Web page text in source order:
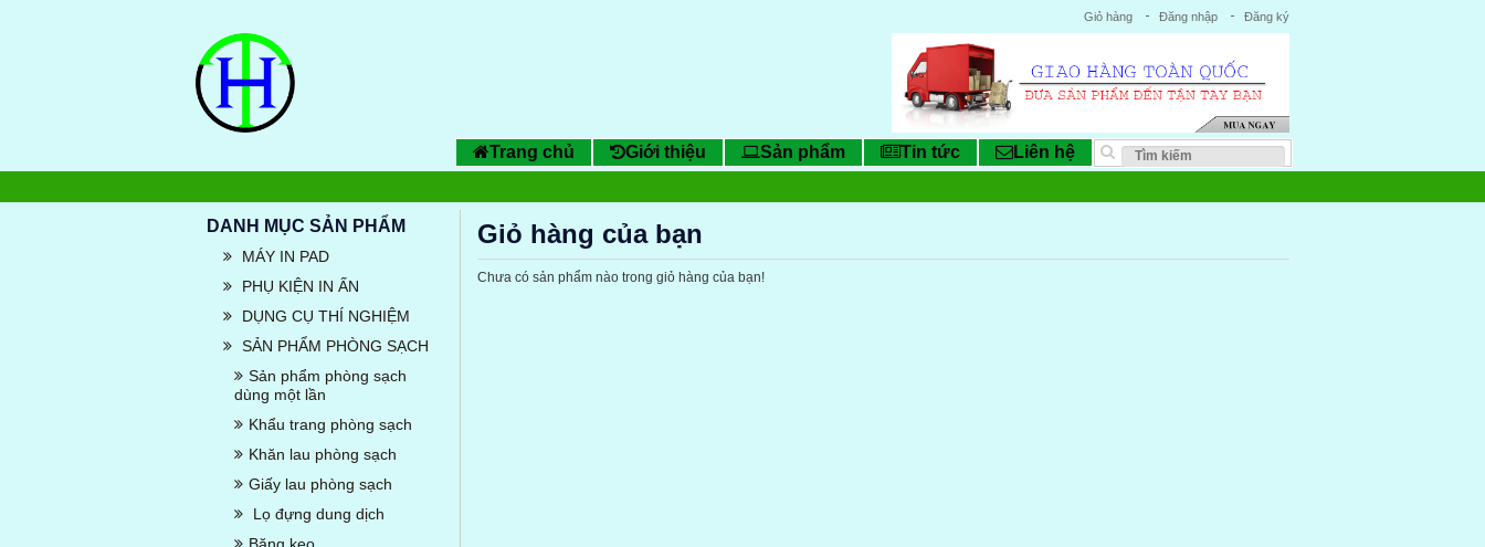
Giỏ hàng Đăng nhập Đăng ký
Trang chủ Giới thiệu Sản phẩm Tin tức Liên hệ
DANH MỤC SẢN PHẨM
MÁY IN PAD
PHỤ KIỆN IN ẤN
DỤNG CỤ THÍ NGHIỆM
SẢN PHẨM PHÒNG SẠCH
Sản phẩm phòng sạch
dùng một lần
Khẩu trang phòng sạch
Khăn lau phòng sạch
Giấy lau phòng sạch
Lọ đựng dung dịch
Giỏ hàng của bạn
Chưa có sản phẩm nào trong giỏ hàng của bạn!